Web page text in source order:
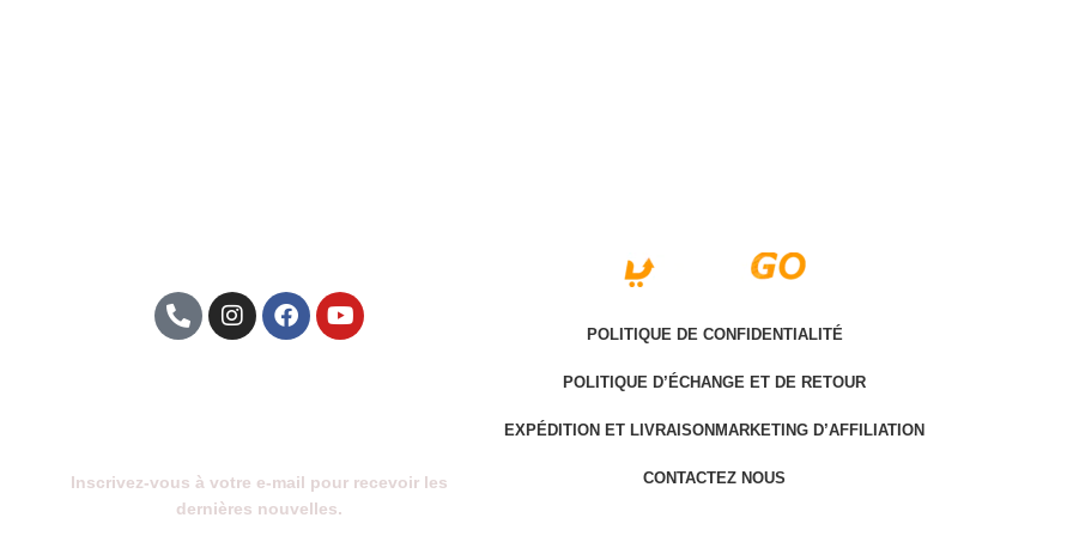
Inscrivez-vous à votre e-mail pour recevoir les
dernières nouvelles.
POLITIQUE DE CONFIDENTIALITÉ
POLITIQUE D’ÉCHANGE ET DE RETOUR
EXPÉDITION ET LIVRAISON MARKETING D’AFFILIATION
CONTACTEZ NOUS